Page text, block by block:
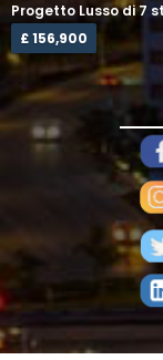
Progetto Lusso di 7
£ 156,900